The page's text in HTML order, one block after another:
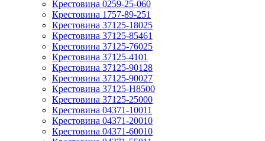
Крестовина 0259-25-060
Крестовина 1757-89-251
Крестовина 37125-18025
Крестовина 37125-85461
Крестовина 37125-76025
Крестовина 37125-4101
Крестовина 37125-90128
Крестовина 37125-90027
Крестовина 37125-H8500
Крестовина 37125-25000
Крестовина 04371-10011
Крестовина 04371-20010
Крестовина 04371-60010